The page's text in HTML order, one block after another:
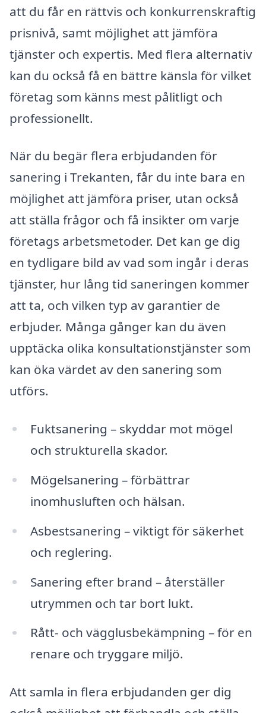
att du får en rättvis och konkurrenskraftig
prisnivå, samt möjlighet att jämföra
tjänster och expertis. Med flera alternativ
kan du också få en bättre känsla för vilket
företag som känns mest pålitligt och
professionellt.
När du begär flera erbjudanden för
sanering i Trekanten, får du inte bara en
möjlighet att jämföra priser, utan också
att ställa frågor och få insikter om varje
företags arbetsmetoder. Det kan ge dig
en tydligare bild av vad som ingår i deras
tjänster, hur lång tid saneringen kommer
att ta, och vilken typ av garantier de
erbjuder. Många gånger kan du även
upptäcka olika konsultationstjänster som
kan öka värdet av den sanering som
utförs.
Fuktsanering – skyddar mot mögel
och strukturella skador.
Mögelsanering – förbättrar
inomhusluften och hälsan.
Asbestsanering – viktigt för säkerhet
och reglering.
Sanering efter brand – återställer
utrymmen och tar bort lukt.
Rått- och vägglusbekämpning – för en
renare och tryggare miljö.
Att samla in flera erbjudanden ger dig